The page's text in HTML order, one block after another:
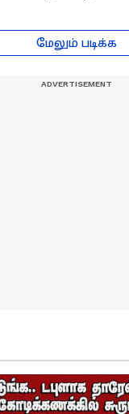
மேலும் படிக்க